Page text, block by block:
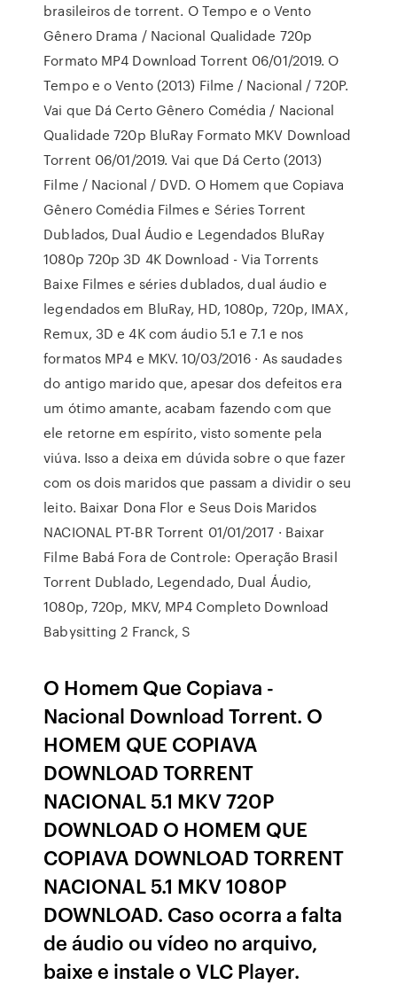
brasileiros de torrent. O Tempo e o Vento
Gênero Drama / Nacional Qualidade 720p
Formato MP4 Download Torrent 06/01/2019. O
Tempo e o Vento (2013) Filme / Nacional / 720P.
Vai que Dá Certo Gênero Comédia / Nacional
Qualidade 720p BluRay Formato MKV Download
Torrent 06/01/2019. Vai que Dá Certo (2013)
Filme / Nacional / DVD. O Homem que Copiava
Gênero Comédia Filmes e Séries Torrent
Dublados, Dual Áudio e Legendados BluRay
1080p 720p 3D 4K Download - Via Torrents
Baixe Filmes e séries dublados, dual áudio e
legendados em BluRay, HD, 1080p, 720p, IMAX,
Remux, 3D e 4K com áudio 5.1 e 7.1 e nos
formatos MP4 e MKV. 10/03/2016 · As saudades
do antigo marido que, apesar dos defeitos era
um ótimo amante, acabam fazendo com que
ele retorne em espírito, visto somente pela
viúva. Isso a deixa em dúvida sobre o que fazer
com os dois maridos que passam a dividir o seu
leito. Baixar Dona Flor e Seus Dois Maridos
NACIONAL PT-BR Torrent 01/01/2017 · Baixar
Filme Babá Fora de Controle: Operação Brasil
Torrent Dublado, Legendado, Dual Áudio,
1080p, 720p, MKV, MP4 Completo Download
Babysitting 2 Franck, S
O Homem Que Copiava -
Nacional Download Torrent. O
HOMEM QUE COPIAVA
DOWNLOAD TORRENT
NACIONAL 5.1 MKV 720P
DOWNLOAD O HOMEM QUE
COPIAVA DOWNLOAD TORRENT
NACIONAL 5.1 MKV 1080P
DOWNLOAD. Caso ocorra a falta
de áudio ou vídeo no arquivo,
baixe e instale o VLC Player.